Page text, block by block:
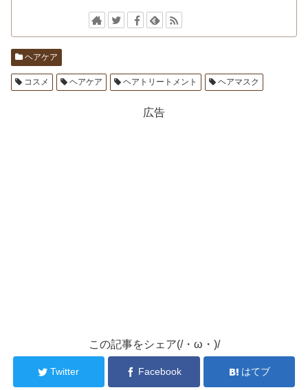
ヘアケア
コスメ ヘアケア ヘアトリートメント ヘアマスク
広告
この記事をシェア(/・ω・)/
Twitter Facebook はてブ